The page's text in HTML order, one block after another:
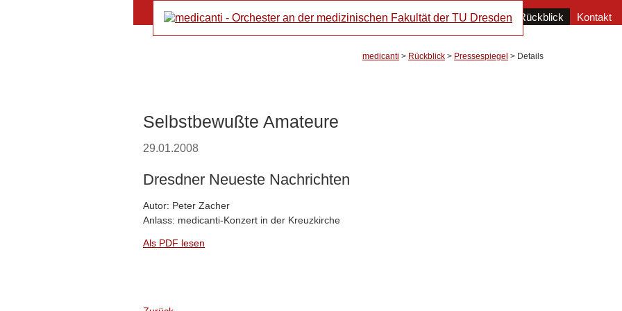
Navigation
Orchester Aktuell Rückblick Kontakt
medicanti > Rückblick > Pressespiegel > Details
Selbstbewußte Amateure
29.01.2008
Dresdner Neueste Nachrichten
Autor: Peter Zacher
Anlass: medicanti-Konzert in der Kreuzkirche
Als PDF lesen